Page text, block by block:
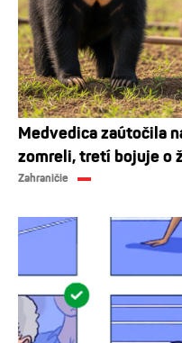
Medvedica zaútočila
zomreli, tretí bojuje o
Zahraničie